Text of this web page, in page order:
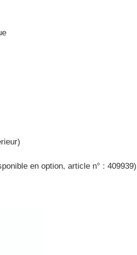
en option, article n° : 409939)